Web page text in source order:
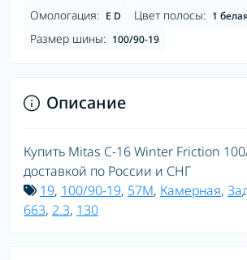
Омологация: E D Цвет полосы: 1 белая
Размер шины: 100/90-19
Описание
Купить Mitas C-16 Winter Friction
доставкой по России и СНГ
19, 100/90-19, 57M, Камерная,
663, 2.3, 130